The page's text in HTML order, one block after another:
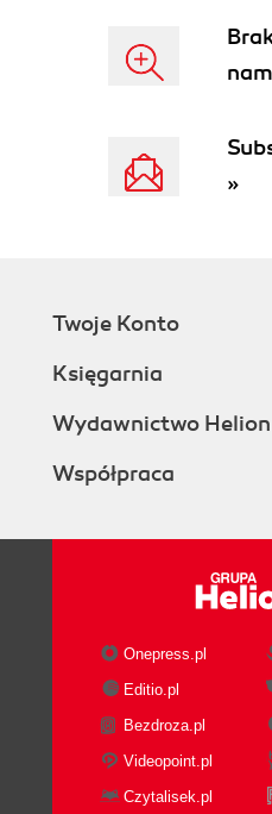
»
Twoje Konto
Księgarnia
Wydawnictwo Helion
Współpraca
Onepress.pl
Editio.pl
Bezdroza.pl
Videopoint.pl
Czytalisek.pl